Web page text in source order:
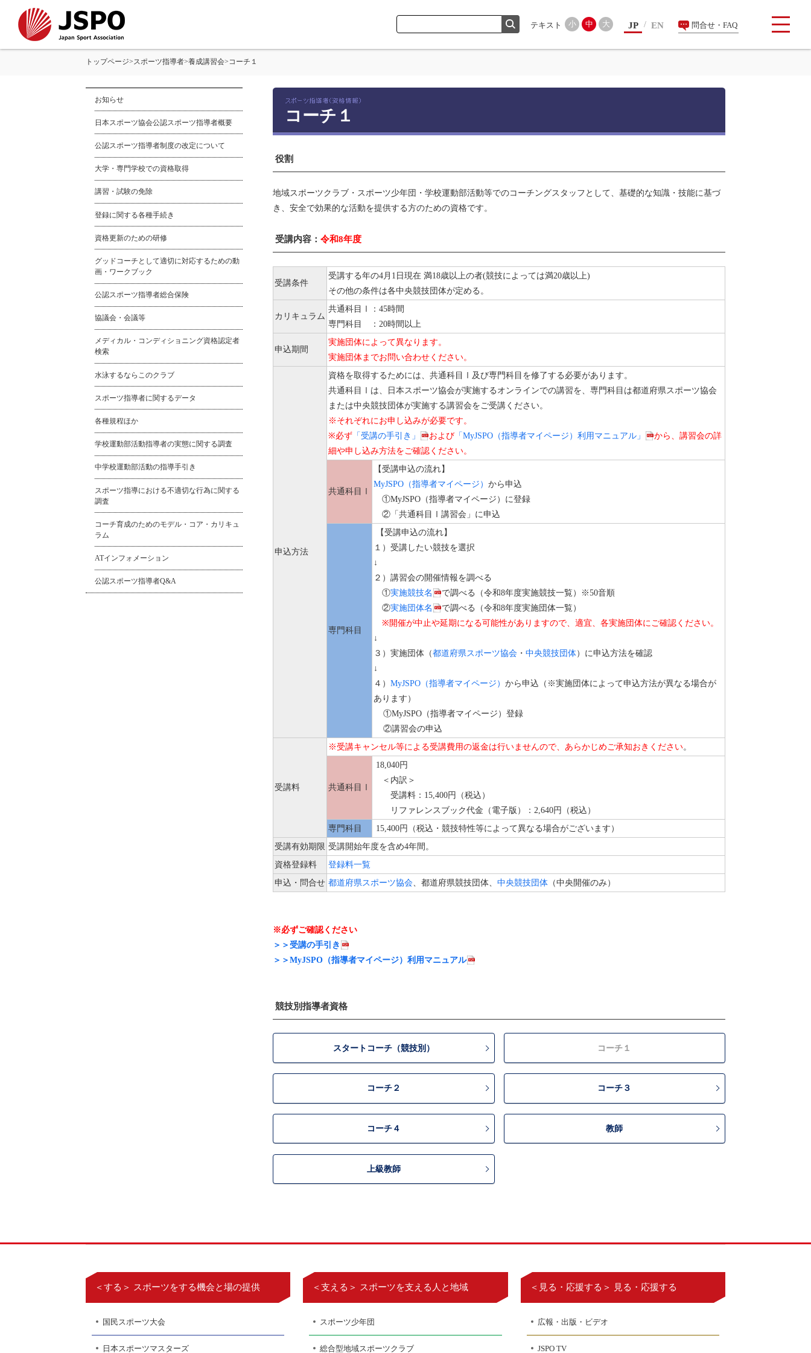
検索 小 中 大 JP EN 問合せ・FAQ
トップページ>スポーツ指導者>養成講習会>コーチ１
コーチ１
役割
地域スポーツクラブ・スポーツ少年団・学校運動部活動等でのコーチングスタッフとして、基礎的な知識・技能に基づ
き、安全で効果的な活動を提供する方のための資格です。
受講内容： 令和8年度
受講条件
受講する年の4月1日現在 満18歳以上の者(競技によっては満20歳以上)
その他の条件は各中央競技団体が定める。
カリキュラム
共通科目Ⅰ：45時間
専門科目 ：20時間以上
申込期間
実施団体によって異なります。
実施団体までお問い合わせください。
申込方法
資格を取得するためには、共通科目Ⅰ及び専門科目を修了する必要があります。
共通科目Ⅰは、日本スポーツ協会が実施するオンラインでの講習を、専門科目は都道府県スポーツ協会
または中央競技団体が実施する講習会をご受講ください。
※それぞれにお申し込みが必要です。
※必ず 「受講の手引き」 および 「MyJSPO（指導者マイページ）利用マニュアル」
から、講習会の詳
細や申し込み方法をご確認ください。
共通科目Ⅰ
【受講申込の流れ】
MyJSPO（指導者マイページ） から申込
①MyJSPO（指導者マイページ）に登録
②「共通科目Ⅰ講習会」に申込
専門科目
【受講申込の流れ】
１）受講したい競技を選択
↓
２）講習会の開催情報を調べる
①実施競技名
で調べる（令和8年度実施競技一覧）※50音順
②実施団体名
で調べる（令和8年度実施団体一覧）
※開催が中止や延期になる可能性がありますので、適宜、各実施団体にご確認ください。
↓
３）実施団体（都道府県スポーツ協会 ・ 中央競技団体）に申込方法を確認
↓
４） MyJSPO（指導者マイページ） から申込（※実施団体によって申込方法が異なる場合が
あります）
①MyJSPO（指導者マイページ）登録
②講習会の申込
受講料
※受講キャンセル等による受講費用の返金は行いませんので、あらかじめご承知おきください。
共通科目Ⅰ
18,040円
＜内訳＞
受講料：15,400円（税込）
リファレンスブック代金（電子版）：2,640円（税込）
専門科目
15,400円（税込・競技特性等によって異なる場合がございます）
受講有効期限 受講開始年度を含め4年間。
資格登録料
登録料一覧
申込・問合せ 都道府県スポーツ協会 、都道府県競技団体、 中央競技団体 （中央開催のみ）
※必ずご確認ください
＞＞受講の手引き
＞＞MyJSPO（指導者マイページ）利用マニュアル
競技別指導者資格
スタートコーチ（競技別） コーチ１
コーチ２ コーチ３
コーチ４ 教師
上級教師
お知らせ
日本スポーツ協会公認スポーツ指導者概要
公認スポーツ指導者制度の改定について
大学・専門学校での資格取得
講習・試験の免除
登録に関する各種手続き
資格更新のための研修
グッドコーチとして適切に対応するための動
画・ワークブック
公認スポーツ指導者総合保険
協議会・会議等
メディカル・コンディショニング資格認定者
検索
水泳するならこのクラブ
スポーツ指導者に関するデータ
各種規程ほか
学校運動部活動指導者の実態に関する調査
中学校運動部活動の指導手引き
スポーツ指導における不適切な行為に関する
調査
コーチ育成のためのモデル・コア・カリキュ
ラム
ATインフォメーション
公認スポーツ指導者Q&A
＜する＞ スポーツをする機会と場の提供
国民スポーツ大会
日本スポーツマスターズ
＜支える＞ スポーツを支える人と地域
スポーツ少年団
総合型地域スポーツクラブ
＜見る・応援する＞ 見る・応援する
広報・出版・ビデオ
JSPO TV